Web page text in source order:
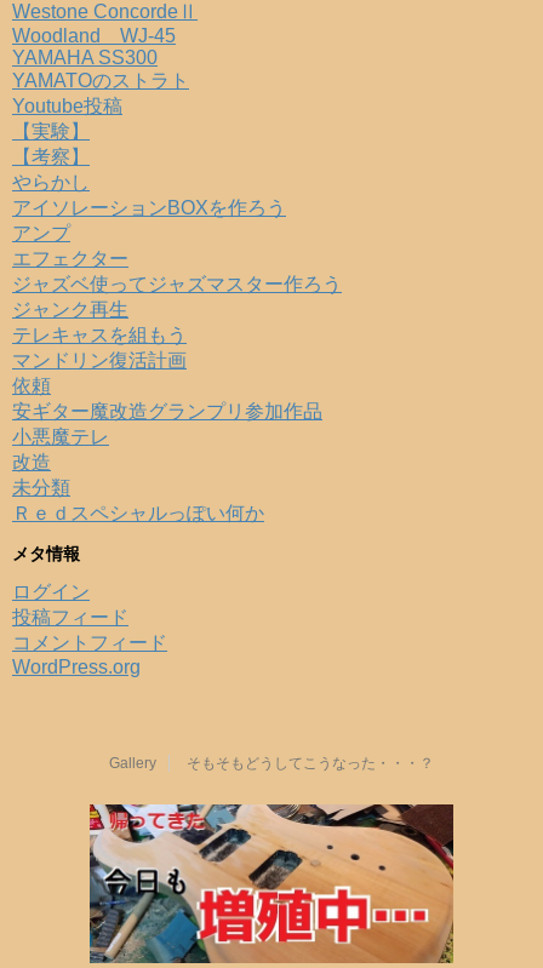
Westone ConcordeⅡ
Woodland WJ-45
YAMAHA SS300
YAMATOのストラト
Youtube投稿
【実験】
【考察】
やらかし
アイソレーションBOXを作ろう
アンプ
エフェクター
ジャズベ使ってジャズマスター作ろう
ジャンク再生
テレキャスを組もう
マンドリン復活計画
依頼
安ギター魔改造グランプリ参加作品
小悪魔テレ
改造
未分類
Ｒｅｄスペシャルっぽい何か
メタ情報
ログイン
投稿フィード
コメントフィード
WordPress.org
Gallery そもそもどうしてこうなった・・・？